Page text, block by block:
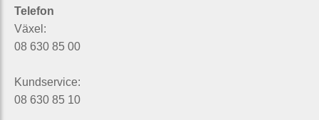
Telefon
Växel:
08 630 85 00
Kundservice:
08 630 85 10